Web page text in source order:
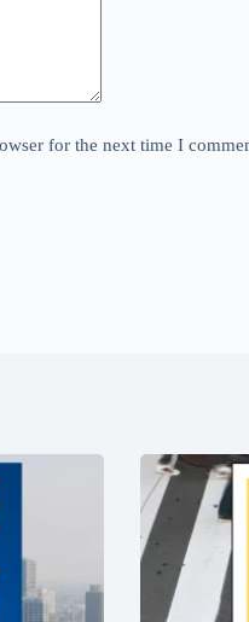
for the next time I